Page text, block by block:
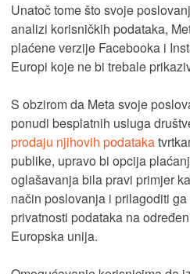
Unatoč tome što svoje
analizi korisničkih podataka,
plaćene verzije Facebooka i
Europi koje ne bi trebale
S obzirom da Meta svoje
ponudi besplatnih usluga
prodaju njihovih podataka
publike, upravo bi opcija
oglašavanja bila pravi primjer
način poslovanja i prilagoditi
privatnosti podataka na
Europska unija.